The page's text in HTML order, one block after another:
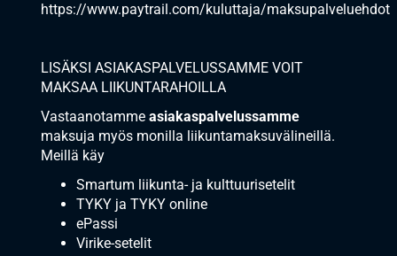
https://www.paytrail.com/kuluttaja/maksupalveluehdot
LISÄKSI ASIAKASPALVELUSSAMME VOIT
MAKSAA LIIKUNTARAHOILLA
Vastaanotamme asiakaspalvelussamme
maksuja myös monilla liikuntamaksuvälineillä.
Meillä käy
Smartum liikunta- ja kulttuurisetelit
TYKY ja TYKY online
ePassi
Virike-setelit